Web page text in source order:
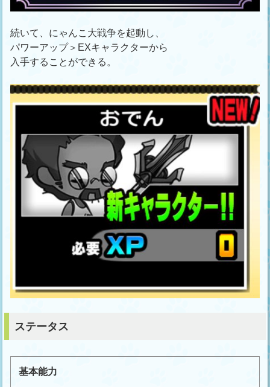
続いて、にゃんこ大戦争を起動し、
パワーアップ＞EXキャラクターから
入手することができる。
ステータス
基本能力